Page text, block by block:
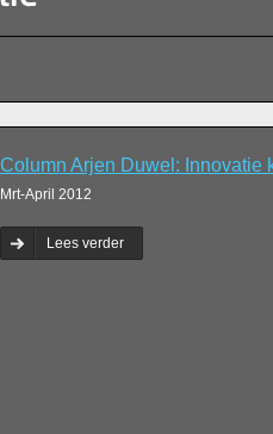
Column Arjen Duwel: Innovatie
Mrt-April 2012
Lees verder